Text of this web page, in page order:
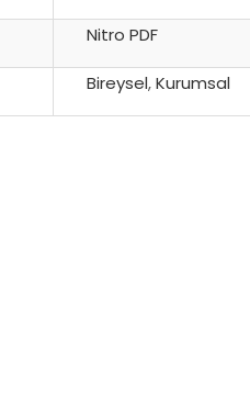
Nitro PDF
Bireysel,Kurumsal